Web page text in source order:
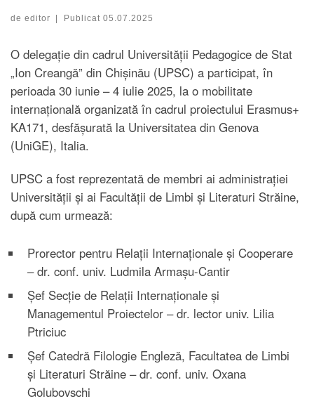
de editor | Publicat 05.07.2025
O delegație din cadrul Universității Pedagogice de Stat
„Ion Creangă” din Chișinău (UPSC) a participat, în
perioada 30 iunie – 4 iulie 2025, la o mobilitate
internațională organizată în cadrul proiectului Erasmus+
KA171, desfășurată la Universitatea din Genova
(UniGE), Italia.
UPSC a fost reprezentată de membri ai administrației
Universității și ai Facultății de Limbi și Literaturi Străine,
după cum urmează:
Prorector pentru Relații Internaționale și Cooperare
– dr. conf. univ. Ludmila Armașu-Cantir
Șef Secție de Relații Internaționale și
Managementul Proiectelor – dr. lector univ. Lilia
Ptriciuc
Șef Catedră Filologie Engleză, Facultatea de Limbi
și Literaturi Străine – dr. conf. univ. Oxana
Golubovschi